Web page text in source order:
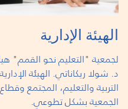
الهيئة الإدارية
لجمعية "التعليم نحو القمم"
د. شولا ريكاناتي. الهيئة
التربية والتعليم، المجتمع
الجمعية بشكل تطوعي.